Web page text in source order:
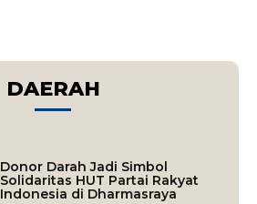
DAERAH
Donor Darah Jadi Simbol
Solidaritas HUT Partai Rakyat
Indonesia di Dharmasraya